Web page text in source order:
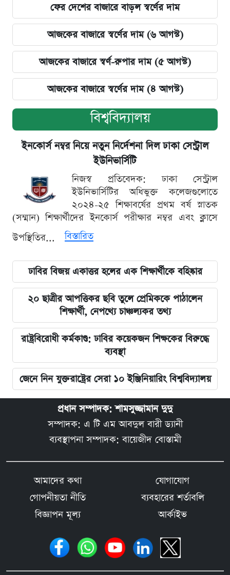
ফের দেশের বাজারে বাড়ল স্বর্ণের দাম
আজকের বাজারে স্বর্ণের দাম (৬ আগস্ট)
আজকের বাজারে স্বর্ণ-রুপার দাম (৫ আগস্ট)
আজকের বাজারে স্বর্ণের দাম (৪ আগস্ট)
বিশ্ববিদ্যালয়
ইনকোর্স নম্বর নিয়ে নতুন নির্দেশনা দিল ঢাকা সেন্ট্রাল
ইউনিভার্সিটি
নিজস্ব প্রতিবেদক: ঢাকা সেন্ট্রাল
ইউনিভার্সিটির অধিভুক্ত কলেজগুলোতে
২০২৪-২৫ শিক্ষাবর্ষের প্রথম বর্ষ স্নাতক
(সম্মান) শিক্ষার্থীদের ইনকোর্স পরীক্ষার নম্বর এবং ক্লাসে
উপস্থিতির...
বিস্তারিত
ঢাবির বিজয় একাত্তর হলের এক শিক্ষার্থীকে বহিষ্কার
২০ ছাত্রীর আপত্তিকর ছবি তুলে প্রেমিককে পাঠালেন
শিক্ষার্থী, নেপথ্যে চাঞ্চল্যকর তথ্য
রাষ্ট্রবিরোধী কর্মকাণ্ড: ঢাবির কয়েকজন শিক্ষকের বিরুদ্ধে
ব্যবস্থা
জেনে নিন যুক্তরাষ্ট্রের সেরা ১০ ইঞ্জিনিয়ারিং বিশ্ববিদ্যালয়
প্রধান সম্পাদক: শামসুজ্জামান দুদু
সম্পাদক: এ টি এম আবদুল বারী ড্যানী
ব্যবস্থাপনা সম্পাদক: বায়েজীদ বোস্তামী
আমাদের কথা
যোগাযোগ
গোপনীয়তা নীতি
ব্যবহারের শর্তাবলি
বিজ্ঞাপন মূল্য
আর্কাইভ